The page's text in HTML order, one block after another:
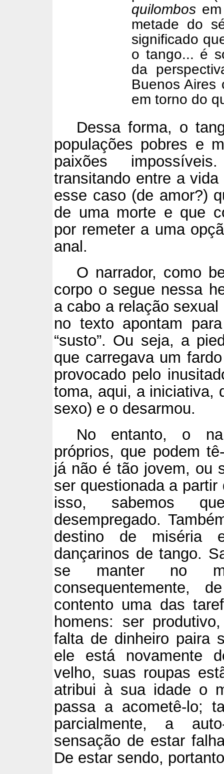
quilombos
metade do
significado
o tango... é
da
Buenos Aires
em torno do
Dessa forma, o
populações pobres e
paixões
transitando entre a
esse caso (de amor?)
de uma morte e que
por remeter a uma
anal.
O narrador, como
corpo o segue nessa
a cabo a relação
no texto apontam
“susto”. Ou seja, a
que carregava um
provocado pelo
toma, aqui, a iniciativa,
sexo) e o desarmou.
No entanto, o
próprios, que podem
já não é tão jovem, ou
ser questionada a
isso, sabemos
desempregado.
destino de miséria
dançarinos de tango.
se manter no
contento uma das
homens: ser
falta de dinheiro paira
ele está novamente
velho, suas roupas
atribui à sua idade o
passa a acometê-lo;
parcialmente, a
sensação de estar
De estar sendo,